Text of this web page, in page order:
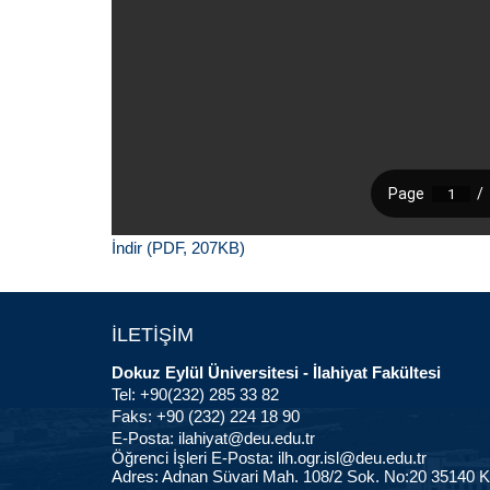
İndir (PDF, 207KB)
İLETİŞİM
Dokuz Eylül Üniversitesi - İlahiyat Fakültesi
Tel: +90(232) 285 33 82
Faks: +90 (232) 224 18 90
E-Posta: ilahiyat@deu.edu.tr
Öğrenci İşleri E-Posta: ilh.ogr.isl@deu.edu.tr
Adres: Adnan Süvari Mah. 108/2 Sok. No:20 35140